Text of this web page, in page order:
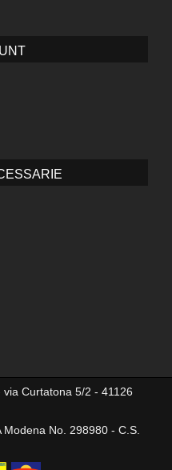
Curtatona 5/2 - 41126
Modena No. 298980 - C.S.